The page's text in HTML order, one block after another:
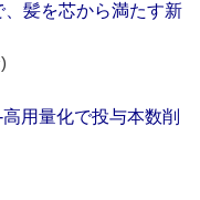
髪を芯から満たす新
用量化で投与本数削